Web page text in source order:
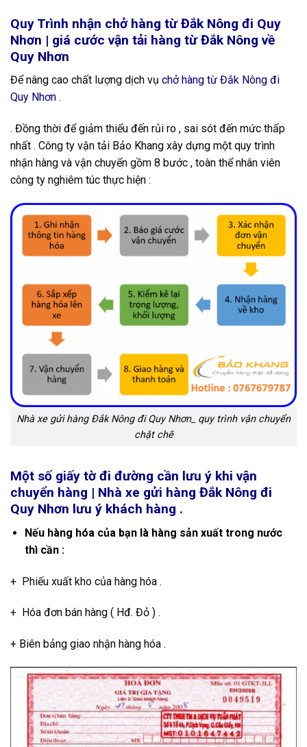
Quy Trình nhận chở hàng từ Đắk Nông đi Quy
Nhơn | giá cước vận tải hàng từ Đắk Nông về
Quy Nhơn
Để nâng cao chất lượng dịch vụ chở hàng từ Đắk Nông đi
Quy Nhơn .
. Đồng thời để giảm thiểu đến rủi ro , sai sót đến mức thấp
nhất . Công ty vận tải Bảo Khang xây dựng một quy trình
nhận hàng và vận chuyển gồm 8 bước , toàn thể nhân viên
công ty nghiêm túc thực hiện :
Nhà xe gửi hàng Đắk Nông đi Quy Nhơn_ quy trình vận chuyển
chặt chẽ
Một số giấy tờ đi đường cần lưu ý khi vận
chuyển hàng | Nhà xe gửi hàng Đắk Nông đi
Quy Nhơn lưu ý khách hàng .
Nếu hàng hóa của bạn là hàng sản xuất trong nước
thì cần :
+ Phiếu xuất kho của hàng hóa .
+ Hóa đơn bán hàng ( Hđ. Đỏ ) .
+ Biên bảng giao nhận hàng hóa .